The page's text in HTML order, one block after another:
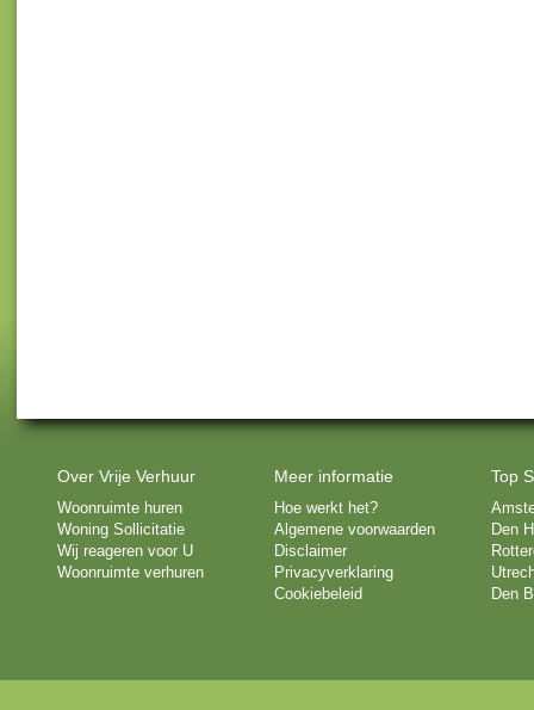
Over Vrije Verhuur
Woonruimte huren
Woning Sollicitatie
Wij reageren voor U
Woonruimte verhuren
Meer informatie
Hoe werkt het?
Algemene voorwaarden
Disclaimer
Privacyverklaring
Cookiebeleid
Top
Den
Den